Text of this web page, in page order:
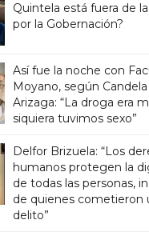
Quintela está fuera de
por la Gobernación?
Así fue la noche con
Moyano, según Candela
Arizaga: “La droga era
siquiera tuvimos sexo”
Delfor Brizuela: “Los
humanos protegen la
de todas las personas,
de quienes cometieron
delito”